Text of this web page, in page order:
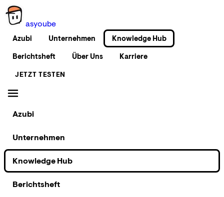
asyoube
Azubi Unternehmen
Knowledge Hub
Berichtsheft
Über Uns Karriere
JETZT TESTEN
Azubi
Unternehmen
Knowledge Hub
Berichtsheft